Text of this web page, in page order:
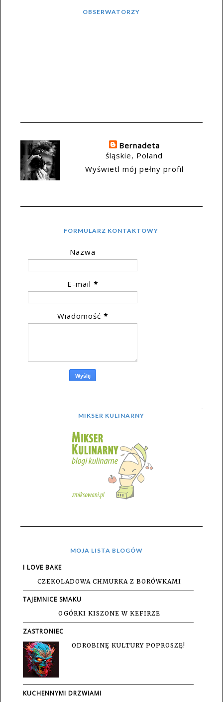
OBSERWATORZY
Bernadeta
śląskie, Poland
Wyświetl mój pełny profil
FORMULARZ KONTAKTOWY
Nazwa
E-mail *
Wiadomość *
MIKSER KULINARNY
MOJA LISTA BLOGÓW
I LOVE BAKE
CZEKOLADOWA CHMURKA Z BORÓWKAMI
TAJEMNICE SMAKU
OGÓRKI KISZONE W KEFIRZE
ZASTRONIEC
ODROBINĘ KULTURY POPROSZĘ!
KUCHENNYMI DRZWIAMI